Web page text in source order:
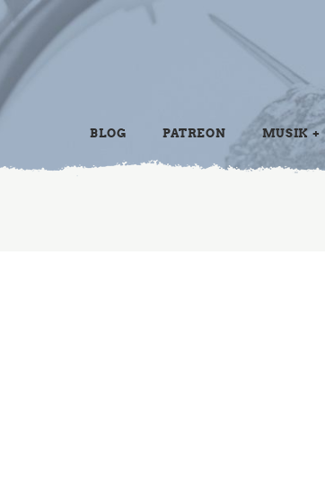
BLOG PATREON MUSIK